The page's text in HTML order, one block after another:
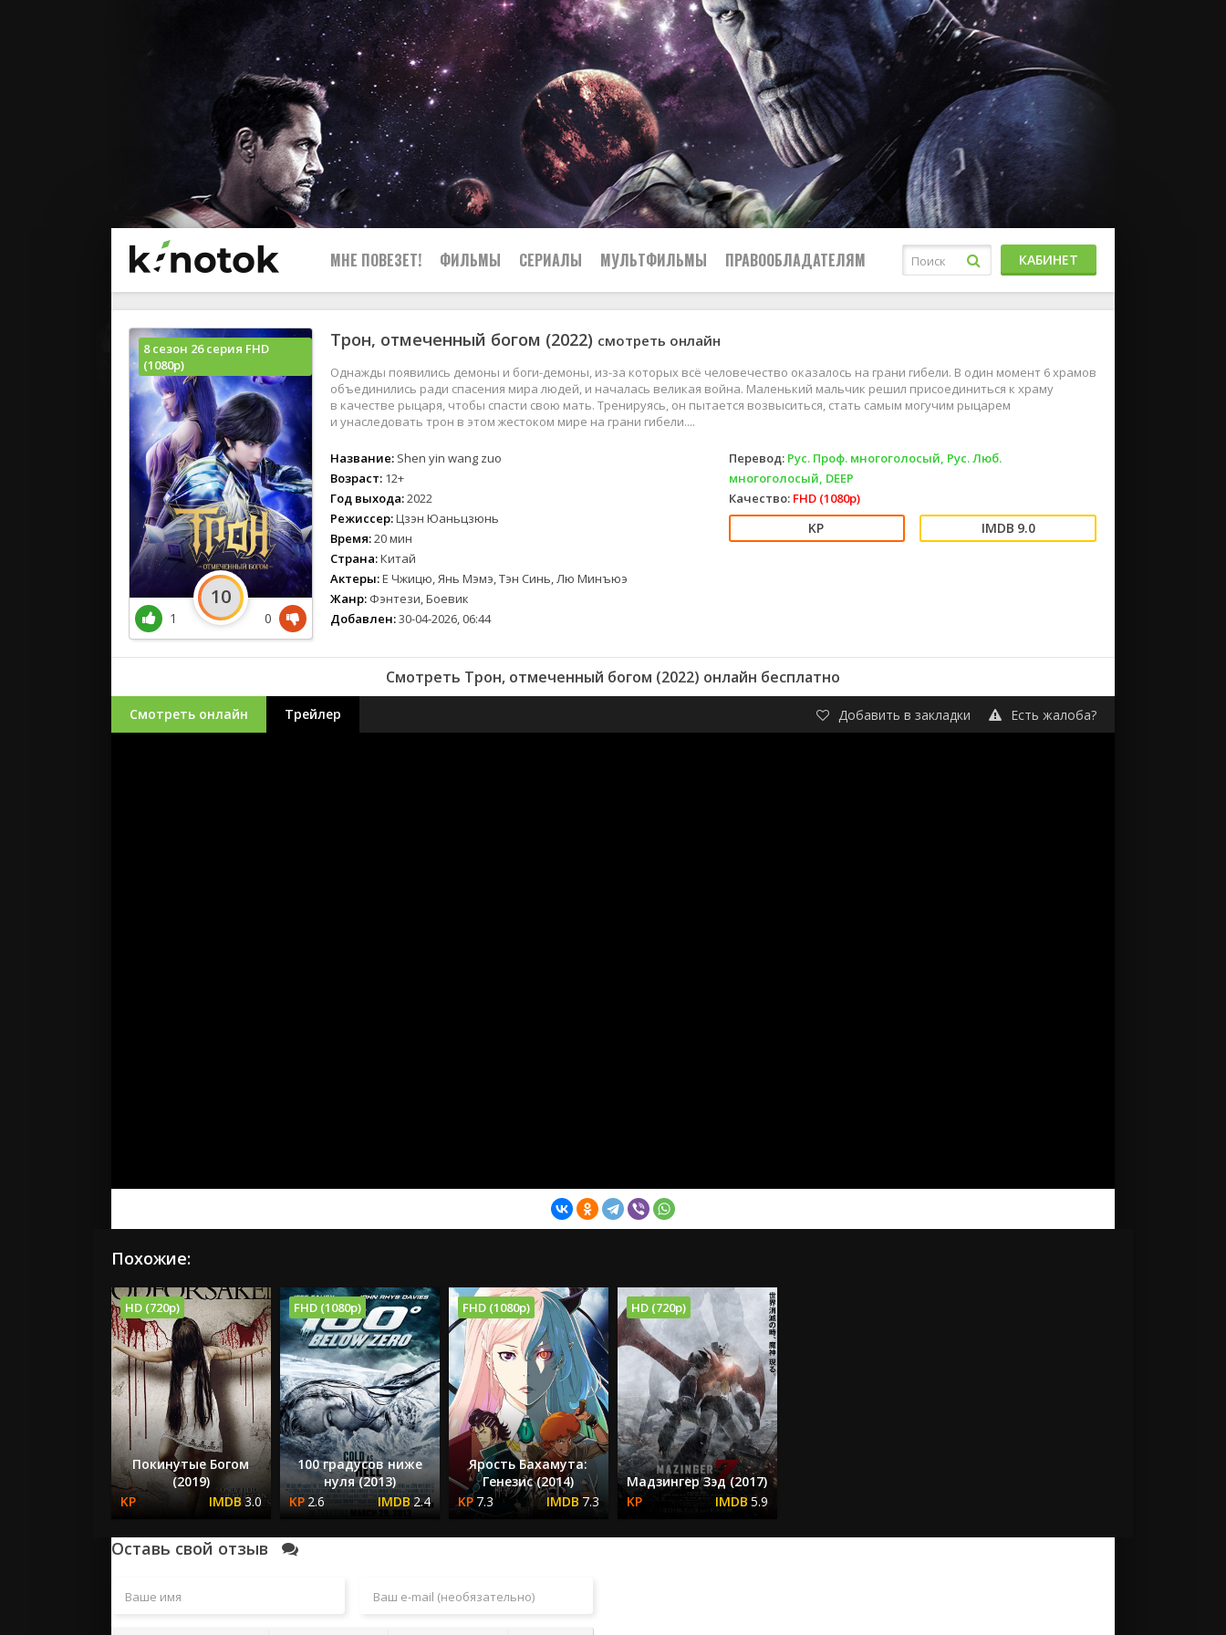
МНЕ ПОВЕЗЕТ! ФИЛЬМЫ СЕРИАЛЫ МУЛЬТФИЛЬМЫ ПРАВООБЛАДАТЕЛЯМ КАБИНЕТ
Трон, отмеченный богом (2022) смотреть онлайн
Однажды появились демоны и боги-демоны, из-за которых всё человечество оказалось на грани гибели. В один момент 6 храмов
объединились ради спасения мира людей, и началась великая война. Маленький мальчик решил присоединиться к храму
в качестве рыцаря, чтобы спасти свою мать. Тренируясь, он пытается возвыситься, стать самым могучим рыцарем
и унаследовать трон в этом жестоком мире на грани гибели....
Название: Shen yin wang zuo
Возраст: 12+
Год выхода:2022
Режиссер:Цзэн Юаньцзюнь
Время:20 мин
Страна:Китай
Перевод: Рус. Проф. многоголосый, Рус. Люб.
многоголосый, DEEP
Качество: FHD (1080p)
9.0
Актеры:Е Чжицю, Янь Мэмэ, Тэн Синь, Лю Минъюэ
Жанр: Фэнтези, Боевик
Добавлен:30-04-2026, 06:44
8 сезон 26 серия FHD
(1080p)
1
10
0
Смотреть Трон, отмеченный богом (2022) онлайн бесплатно
Смотреть онлайн Трейлер Добавить в закладки Есть жалоба?
Похожие:
HD (720p)
Покинутые Богом
(2019)
3.0
FHD (1080p)
100 градусов ниже
нуля (2013)
2.6
2.4
FHD (1080p)
Ярость Бахамута:
Генезис (2014)
7.3
7.3
HD (720p)
Мадзингер Зэд (2017)
5.9
Оставь свой отзыв